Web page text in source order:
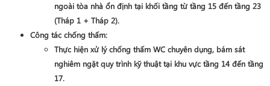
ngoài tòa nhà ổn định tại khối tầng từtầng 15 đến tầng 23
(Tháp 1 + Tháp 2).
Công tác chống thấm:
Thực hiện xử lý chống thấm WC chuyên dụng, bám sát
nghiêm ngặt quy trình kỹ thuật tại khu vực tầng 14 đến tầng
17.